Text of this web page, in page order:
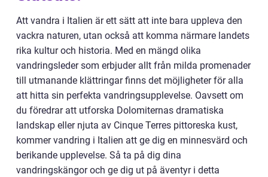
Att vandra i Italien är ett sätt att inte bara uppleva den
vackra naturen, utan också att komma närmare landets
rika kultur och historia. Med en mängd olika
vandringsleder som erbjuder allt från milda promenader
till utmanande klättringar finns det möjligheter för alla
att hitta sin perfekta vandringsupplevelse. Oavsett om
du föredrar att utforska Dolomiternas dramatiska
landskap eller njuta av Cinque Terres pittoreska kust,
kommer vandring i Italien att ge dig en minnesvärd och
berikande upplevelse. Så ta på dig dina
vandringskängor och ge dig ut på äventyr i detta